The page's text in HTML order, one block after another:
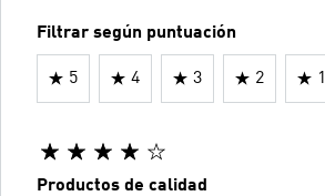
Filtrar según puntuación
5 4 3 2 1
Productos de calidad